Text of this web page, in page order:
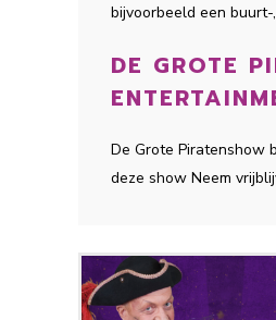
bijvoorbeeld een
DE GROTE
De Grote Piratenshow
deze show Neem